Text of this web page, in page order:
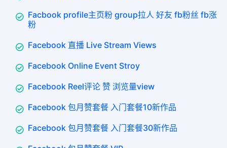
Facbook profile主页粉 group拉人 好友 fb粉丝 fb涨
粉
Facebook 直播 Live Stream Views
Facebook Online Event Stroy
Facebook Reel评论 赞 浏览量view
Facebook 包月赞套餐 入门套餐10新作品
Facebook 包月赞套餐 入门套餐30新作品